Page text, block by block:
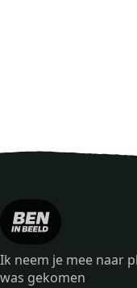
Ik neem je mee naar
was gekomen